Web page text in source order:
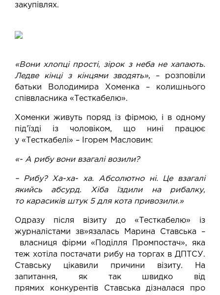
закупівлях.
«Вони хлопці прості, зірок з неба не хапають.
Ледве кінці з кінцями зводять», – розповіли
батьки Володимира Хоменка – колишнього
співвласника «Тесткабелю».
Хоменки живуть поряд із фірмою, і в одному
під’їзді із чоловіком, що нині працює
у «Тесткабелі» – Ігорем Масловим:
«- А рибу вони взагалі возили?
– Рибу? Ха-ха- ха. Абсолютно ні. Це взагалі
якийсь абсурд. Хіба їздили на рибалку,
то карасиків штук 5 для кота привозили.»
Одразу після візиту до «Тесткабелю» із
журналістами зв»язалась Марина Ставська –
власниця фірми «Поділля Промпостач», яка
теж хотіла постачати рибу на торгах в ДПТСУ.
Ставську цікавили причини візиту. На
запитання, як так швидко від
прямих конкурентів Ставська дізналася про